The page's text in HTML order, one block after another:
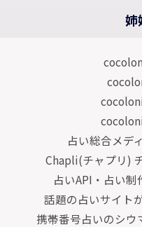
姉
占い総合メデ
Chapli(チャプリ)
占いAPI・占い
話題の占いサイト
携帯番号占いのシウ